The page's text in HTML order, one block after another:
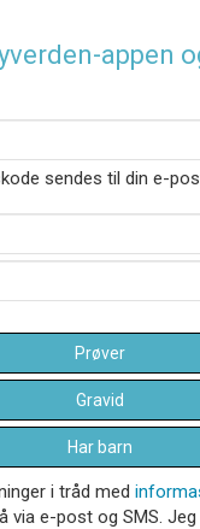
appen
sendes til din e-
Prøver
Gravid
Har barn
i tråd med
e-post og SMS.